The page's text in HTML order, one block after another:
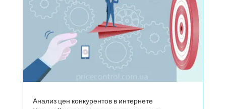
Анализ цен конкурентов в интернете